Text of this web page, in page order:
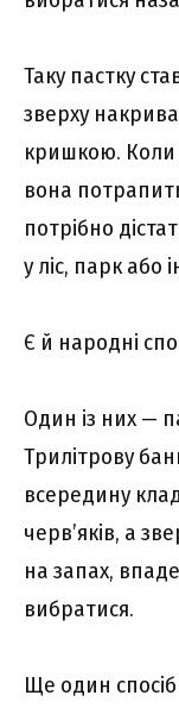
Таку пастку
зверху
кришкою. Коли
вона
потрібно
у ліс, парк або
Є й народні
Один із них —
Трилітрову
всередину
черв’яків, а
на запах,
вибратися.
Ще один спосіб